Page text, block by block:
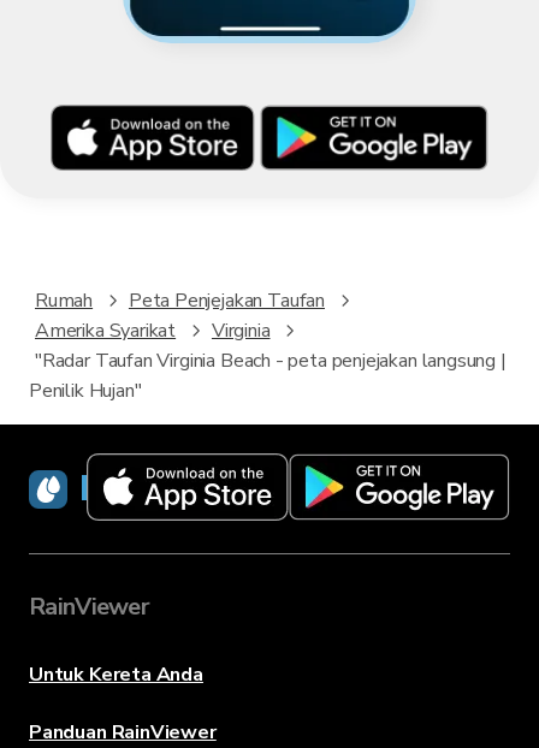
Rumah
Peta Penjejakan Taufan
Amerika Syarikat
Virginia
"Radar Taufan Virginia Beach - peta penjejakan langsung |
Penilik Hujan"
RainViewer
RainViewer
Untuk Kereta Anda
Panduan RainViewer